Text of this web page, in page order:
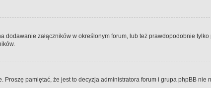
załączników w określonym forum, lub też prawdopodobnie
pamiętać, że jest to decyzja administratora forum i grupa phpBB nie